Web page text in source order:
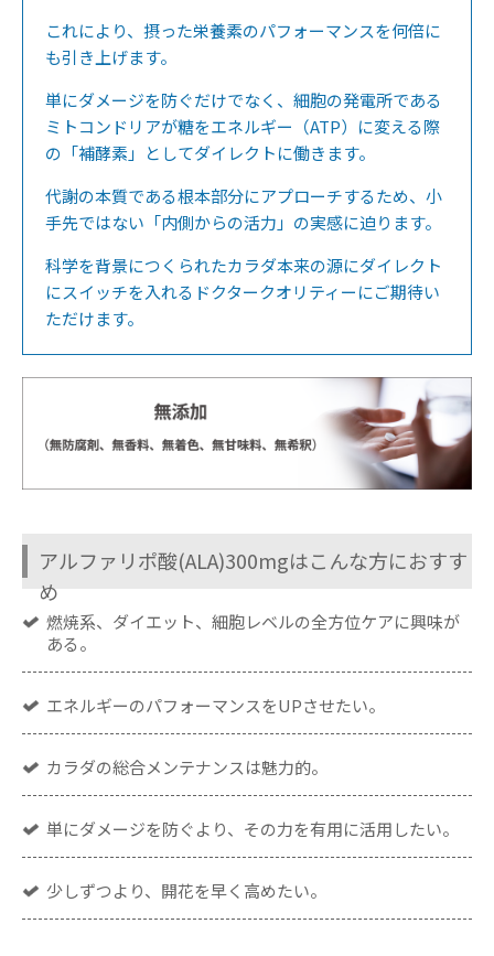
これにより、摂った栄養素のパフォーマンスを何倍に
も引き上げます。
単にダメージを防ぐだけでなく、細胞の発電所である
ミトコンドリアが糖をエネルギー（ATP）に変える際
の「補酵素」としてダイレクトに働きます。
代謝の本質である根本部分にアプローチするため、小
手先ではない「内側からの活力」の実感に迫ります。
科学を背景につくられたカラダ本来の源にダイレクト
にスイッチを入れるドクタークオリティーにご期待い
ただけます。
アルファリポ酸(ALA)300mgはこんな方におすす
め
燃焼系、ダイエット、細胞レベルの全方位ケアに興味が
ある。
エネルギーのパフォーマンスをUPさせたい。
カラダの総合メンテナンスは魅力的。
単にダメージを防ぐより、その力を有用に活用したい。
少しずつより、開花を早く高めたい。